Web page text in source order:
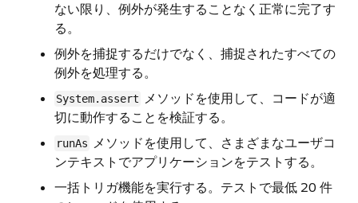
ない限り、例外が発生することなく正常に完了す
る。
例外を捕捉するだけでなく、捕捉されたすべての
例外を処理する。
System.assert メソッドを使用して、コードが適
切に動作することを検証する。
runAs メソッドを使用して、さまざまなユーザコ
ンテキストでアプリケーションをテストする。
一括トリガ機能を実行する。テストで最低 20 件